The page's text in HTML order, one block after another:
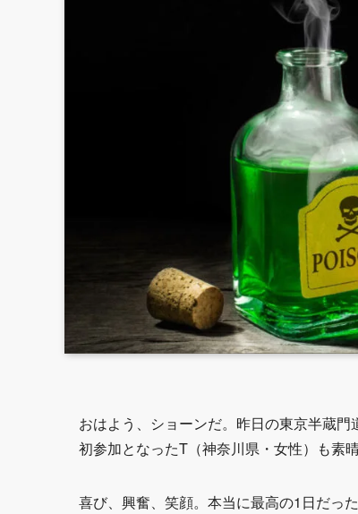
おはよう、ショーンだ。昨日の東京半蔵門
初参加となったT（神奈川県・女性）も素
喜び、興奮、笑顔。本当に最高の1日だった